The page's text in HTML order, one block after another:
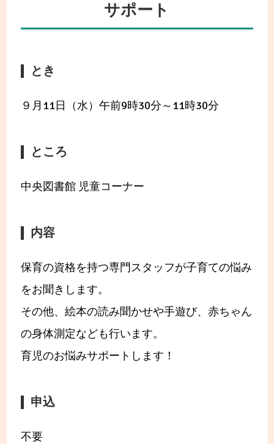
サポート
とき
９月11日（水）午前9時30分～11時30分
ところ
中央図書館 児童コーナー
内容
保育の資格を持つ専門スタッフが子育ての悩み
をお聞きします。
その他、絵本の読み聞かせや手遊び、赤ちゃん
の身体測定なども行います。
育児のお悩みサポートします！
申込
不要